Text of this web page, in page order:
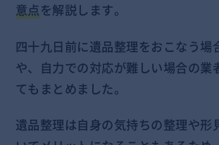
意点を解説します。
四十九日前に遺品整理をおこなう場
や、自力での対応が難しい場合の業
てもまとめました。
遺品整理は自身の気持ちの整理や形